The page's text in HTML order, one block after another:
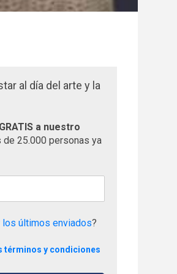
al día del arte y la
a nuestro
de 25.000 personas ya
los últimos enviados?
términos y condiciones